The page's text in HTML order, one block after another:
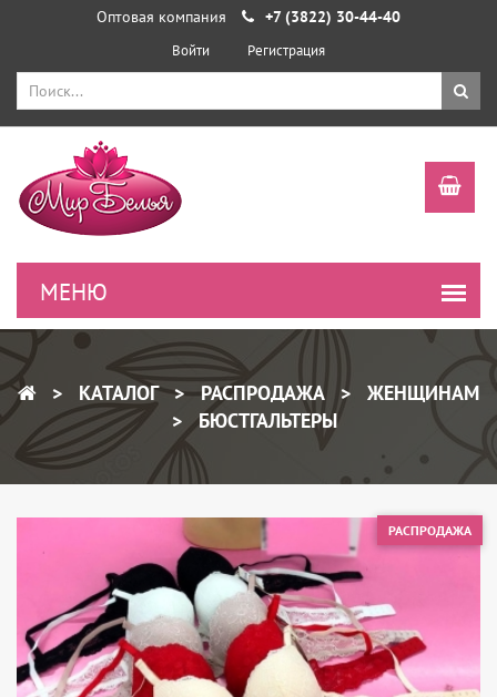
Оптовая компания +7 (3822) 30-44-40
Войти Регистрация
КАТАЛОГ РАСПРОДАЖА
ЖЕНЩИНАМ
БЮСТГАЛЬТЕРЫ
РАСПРОДАЖА